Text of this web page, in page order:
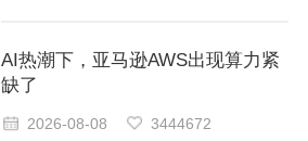
AI热潮下，亚马逊AWS出现算力紧
缺了
2026-08-08 3444672